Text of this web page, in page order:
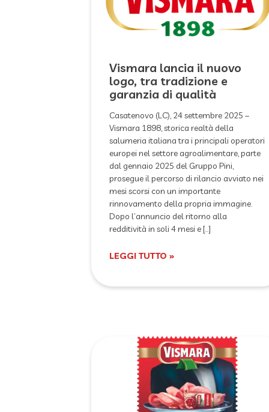
Vismara lancia il nuovo
logo, tra tradizione e
garanzia di qualità
Casatenovo (LC), 24 settembre 2025 –
Vismara 1898, storica realtà della
salumeria italiana tra i principali operatori
europei nel settore agroalimentare, parte
dal gennaio 2025 del Gruppo Pini,
prosegue il percorso di rilancio avviato nei
mesi scorsi con un importante
rinnovamento della propria immagine.
Dopo l’annuncio del ritorno alla
redditività in soli 4 mesi e […]
LEGGI TUTTO »